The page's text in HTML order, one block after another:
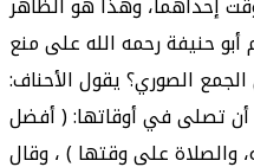
أبو حنيفة رحمه الله على منع
الصوري؟ يقول الأحناف:
تصلى في أوقاتها: ( أفضل
والصلاة على وقتها ) ، وقال